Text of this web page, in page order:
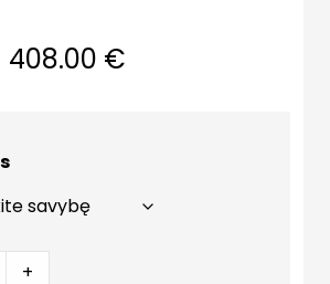
408.00 €
408.00 €
+